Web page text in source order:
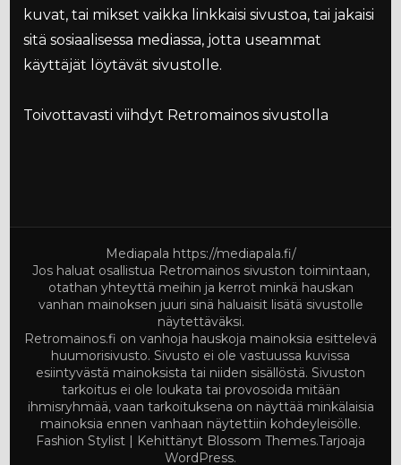
kuvat, tai mikset vaikka linkkaisi sivustoa, tai jakaisi
sitä sosiaalisessa mediassa, jotta useammat
käyttäjät löytävät sivustolle.
Toivottavasti viihdyt Retromainos sivustolla
Mediapala https://mediapala.fi/
Jos haluat osallistua Retromainos sivuston toimintaan,
otathan yhteyttä meihin ja kerrot minkä hauskan
vanhan mainoksen juuri sinä haluaisit lisätä sivustolle
näytettäväksi.
Retromainos.fi on vanhoja hauskoja mainoksia esittelevä
huumorisivusto. Sivusto ei ole vastuussa kuvissa
esiintyvästä mainoksista tai niiden sisällöstä. Sivuston
tarkoitus ei ole loukata tai provosoida mitään
ihmisryhmää, vaan tarkoituksena on näyttää minkälaisia
mainoksia ennen vanhaan näytettiin kohdeyleisölle.
Fashion Stylist | Kehittänyt Blossom Themes.Tarjoaja
WordPress.